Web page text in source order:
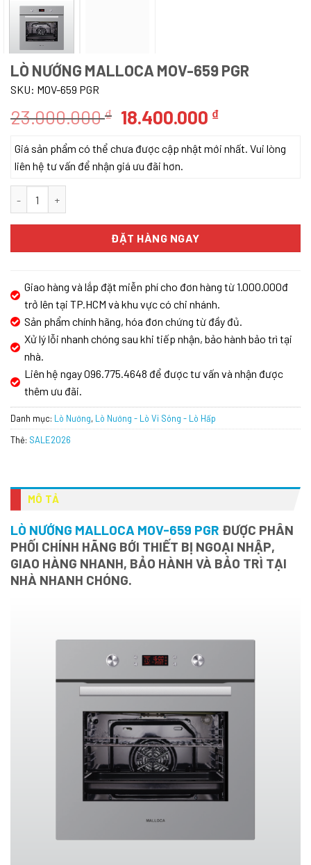
LÒ NƯỚNG MALLOCA MOV-659 PGR
SKU: MOV-659 PGR
23.000.000₫ Giá
là:
23.000.000 ₫.
18.400.000 ₫Giá
tại
Giá sản phẩm có thể chưa được cập nhật mới nhất. Vui lòng
liên hệ tư vấn để nhận giá ưu đãi hơn.
ĐẶT HÀNG NGAY
Giao hàng và lắp đặt miễn phí cho đơn hàng từ 1.000.000đ
trở lên tại TP.HCM và khu vực có chi nhánh.
Sản phẩm chính hãng, hóa đơn chứng từ đầy đủ.
Xử lý lỗi nhanh chóng sau khi tiếp nhận, bảo hành bảo trì tại
nhà.
Liên hệ ngay 096.775.4648 để được tư vấn và nhận được
thêm ưu đãi.
Danh mục: Lò Nướng, Lò Nướng - Lò Vi Sóng - Lò Hấp
Thẻ: SALE2026
MÔ TẢ
LÒ NƯỚNG MALLOCA MOV-659 PGR ĐƯỢC PHÂN
PHỐI CHÍNH HÃNG BỚI THIẾT BỊ NGOẠI NHẬP,
GIAO HÀNG NHANH, BẢO HÀNH VÀ BẢO TRÌ TẠI
NHÀ NHANH CHÓNG.